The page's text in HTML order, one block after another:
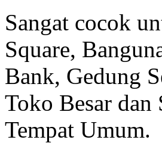
Sangat cocok
Square,
Bank, Gedung
Toko Besar dan
Tempat Umum.